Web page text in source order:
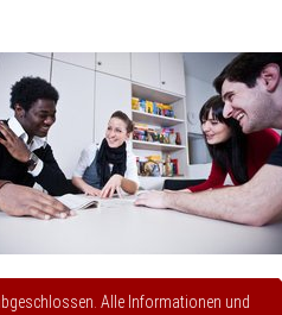
Alle Informationen und